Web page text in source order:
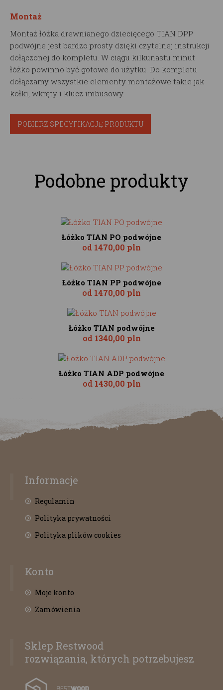
Montaż
Montaż łóżka drewnianego dziecięcego TIAN DPP
podwójne jest bardzo prosty dzięki czytelnej instrukcji
dołączonej do kompletu. W ciągu kilkunastu minut
łóżko powinno być gotowe do użytku. Do kompletu
dołączamy wszystkie elementy montażowe takie jak
kołki, wkręty i klucz imbusowy.
POBIERZ SPECYFIKACJĘ PRODUKTU
Podobne produkty
Łóżko TIAN PO podwójne
od 1470,00 pln
Łóżko TIAN PP podwójne
od 1470,00 pln
Łóżko TIAN podwójne
od 1340,00 pln
Łóżko TIAN ADP podwójne
od 1430,00 pln
Informacje
Regulamin
Polityka prywatności
Polityka plików cookies
Konto
Moje konto
Zamówienia
Sklep Restwood
rozwiązania, których potrzebujesz